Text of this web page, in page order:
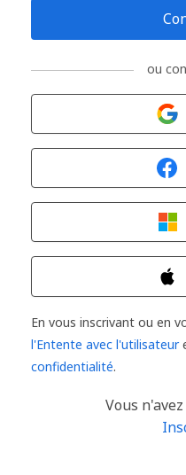
ou
En vous inscrivant ou en
l'Entente avec l'utilisateur
confidentialité.
Vous